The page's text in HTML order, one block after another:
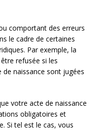
comportant des erreurs
le cadre de certaines
Par exemple, la
refusée si les
de naissance sont jugées
votre acte de naissance
obligatoires et
Si tel est le cas, vous